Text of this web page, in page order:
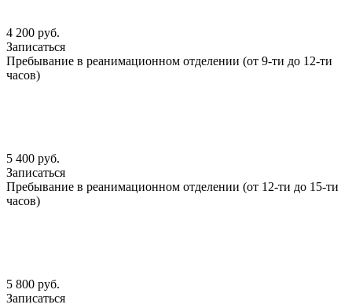
4 200 руб.
Записаться
Пребывание в реанимационном отделении (от 9-ти до 12-ти
часов)
5 400 руб.
Записаться
Пребывание в реанимационном отделении (от 12-ти до 15-ти
часов)
5 800 руб.
Записаться